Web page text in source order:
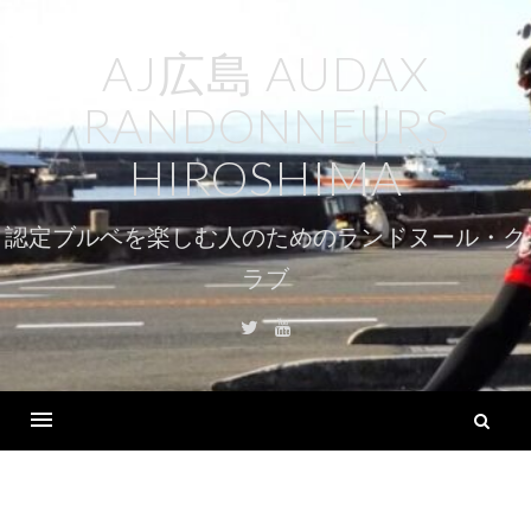
ツ
へ
キ
ッ
プ
AJ広島 AUDAX
RANDONNEURS
HIROSHIMA
認定ブルベを楽しむ人のためのランドヌール・ク
ラブ
TwitterYoutube